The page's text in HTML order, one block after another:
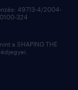
49713-4/2004-
324
a SHAPING THE